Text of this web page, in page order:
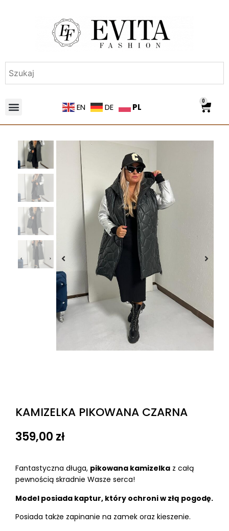
EN DE PL
0
KAMIZELKA PIKOWANA CZARNA
359,00 zł
Fantastyczna długa, pikowana kamizelka z całą
pewnością skradnie Wasze serca!
Model posiada kaptur, który ochroni w złą pogodę.
Posiada także zapinanie na zamek oraz kieszenie.